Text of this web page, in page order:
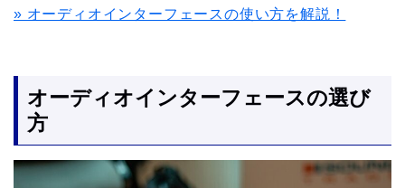
» オーディオインターフェースの使い方を解説！
オーディオインターフェースの選び
方